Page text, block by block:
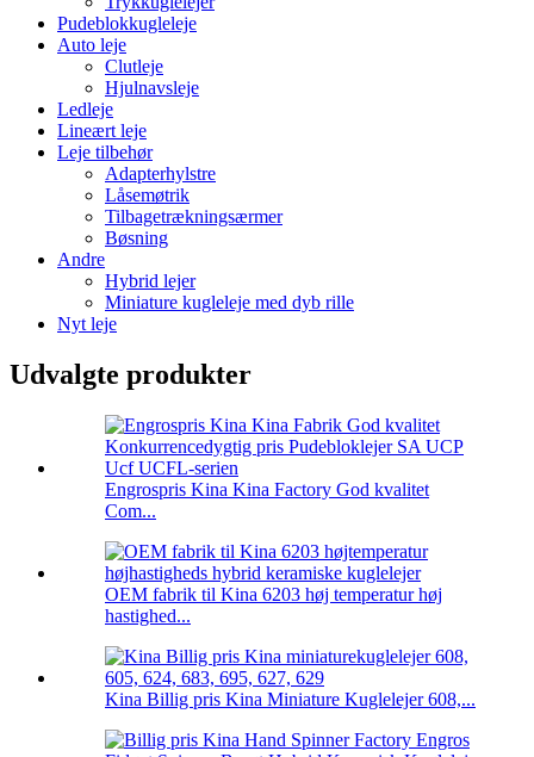
Pudeblokkugleleje
Auto leje
Clutleje
Hjulnavsleje
Ledleje
Lineært leje
Leje tilbehør
Adapterhylstre
Låsemøtrik
Tilbagetrækningsærmer
Bøsning
Andre
Hybrid lejer
Miniature kugleleje med dyb rille
Nyt leje
Udvalgte produkter
Engrospris Kina Kina Factory God kvalitet
Com...
OEM fabrik til Kina 6203 høj temperatur høj
hastighed...
Kina Billig pris Kina Miniature Kuglelejer 608,...